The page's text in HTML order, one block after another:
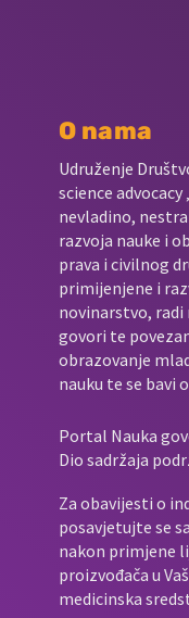
O nama
Udruženje
science
nevladino,
razvoja nauke i
prava i civilnog
primijenjene i
novinarstvo, radi
govori te
obrazovanje
nauku te se bavi
Portal Nauka
Dio sadržaja
Za obavijesti o
posavjetujte se
nakon primjene
proizvođača u
medicinska